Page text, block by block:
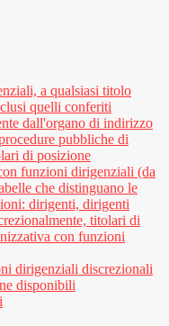
a qualsiasi titolo
quelli conferiti
dall'organo di indirizzo
pubbliche di
di posizione
funzioni dirigenziali (da
che distinguano le
dirigenti, dirigenti
titolari di
con funzioni
dirigenziali discrezionali
disponibili